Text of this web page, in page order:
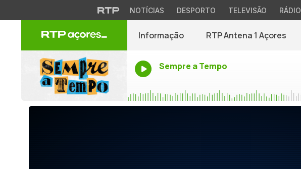
NOTÍCIAS DESPORTO TELEVISÃO RÁDIO
Informação RTP Antena 1 Açores
Sempre a Tempo